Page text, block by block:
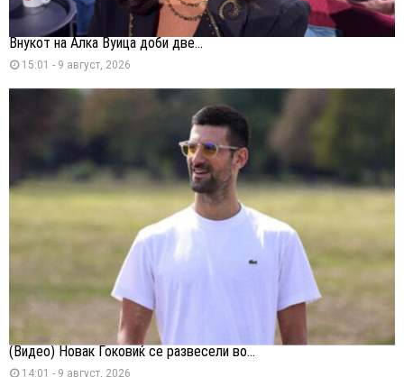
Внукот на Алка Вуица доби две...
15:01 - 9 август, 2026
(Видео) Новак Ѓоковиќ се развесели во...
14:01 - 9 август, 2026